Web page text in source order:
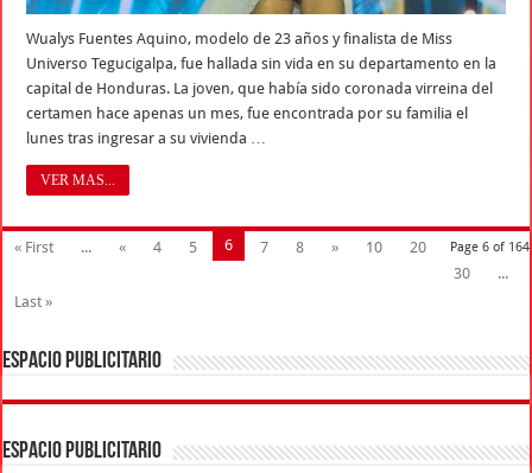
Wualys Fuentes Aquino, modelo de 23 años y finalista de Miss
Universo Tegucigalpa, fue hallada sin vida en su departamento en la
capital de Honduras. La joven, que había sido coronada virreina del
certamen hace apenas un mes, fue encontrada por su familia el
lunes tras ingresar a su vivienda …
VER MAS...
Page 6 of 164
« First ... « 4 5 6 7 8 » 10
20
30
...
Last »
ESPACIO PUBLICITARIO
ESPACIO PUBLICITARIO